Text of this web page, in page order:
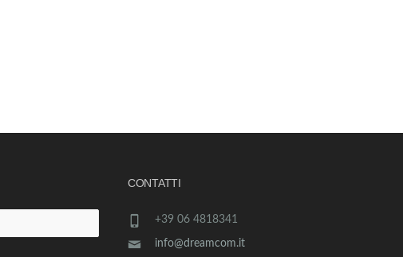
CONTATTI
+39 06 4818341
info@dreamcom.it